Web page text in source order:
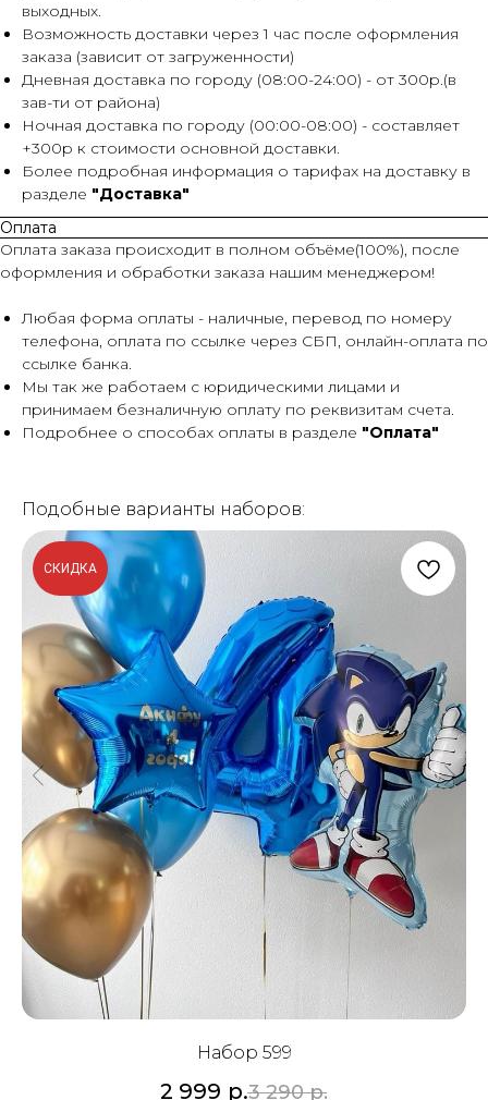
выходных.
Возможность доставки через 1 час после оформления
заказа (зависит от загруженности)
Дневная доставка по городу (08:00-24:00) - от 300р.(в
зав-ти от района)
Ночная доставка по городу (00:00-08:00) - составляет
+300р к стоимости основной доставки.
Более подробная информация о тарифах на доставку в
разделе "Доставка"
Оплата
Оплата заказа происходит в полном объёме(100%), после
оформления и обработки заказа нашим менеджером!
Любая форма оплаты - наличные, перевод по номеру
телефона, оплата по ссылке через СБП, онлайн-оплата по
ссылке банка.
Мы так же работаем с юридическими лицами и
принимаем безналичную оплату по реквизитам счета.
Подробнее о способах оплаты в разделе "Оплата"
Подобные варианты наборов:
СКИДКА
Набор 599
2 999 р.3 290 р.